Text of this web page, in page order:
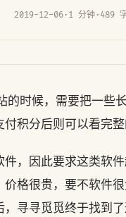
2019-12-06· 1 分钟· 489
的时候，需要把一些
积分后则可以看完整
，因此要求这类软
格很贵，要不软件
寻寻觅觅终于找到